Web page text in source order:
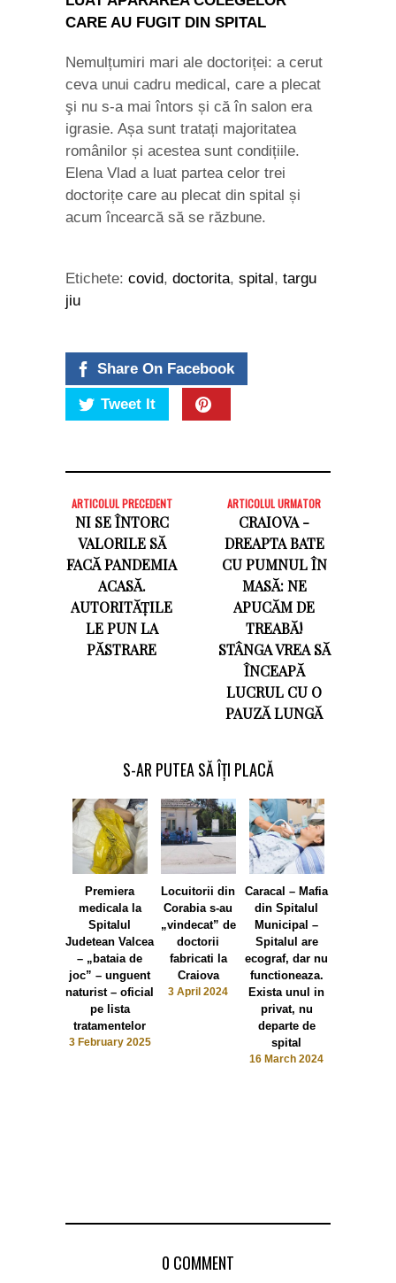
CARE AU FUGIT DIN SPITAL
Nemulțumiri mari ale doctoriței: a cerut
ceva unui cadru medical, care a plecat
şi nu s-a mai întors și că în salon era
igrasie. Așa sunt tratați majoritatea
românilor și acestea sunt condițiile.
Elena Vlad a luat partea celor trei
doctorițe care au plecat din spital și
acum încearcă să se răzbune.
Etichete: covid, doctorita, spital, targu
jiu
Share On Facebook
Tweet It
ARTICOLUL PRECEDENT
NI SE ÎNTORC
VALORILE SĂ
FACĂ PANDEMIA
ACASĂ.
AUTORITĂȚILE
LE PUN LA
PĂSTRARE
ARTICOLUL URMATOR
CRAIOVA -
DREAPTA BATE
CU PUMNUL ÎN
MASĂ: NE
APUCĂM DE
TREABĂ!
STÂNGA VREA SĂ
ÎNCEAPĂ
LUCRUL CU O
PAUZĂ LUNGĂ
S-AR PUTEA SĂ ÎȚI PLACĂ
Premiera
medicala la
Spitalul
Judetean Valcea
– „bataia de
joc” – unguent
naturist – oficial
pe lista
tratamentelor
3 February 2025
Locuitorii din
Corabia s-au
„vindecat” de
doctorii
fabricati la
Craiova
3 April 2024
Caracal – Mafia
din Spitalul
Municipal –
Spitalul are
ecograf, dar nu
functioneaza.
Exista unul in
privat, nu
departe de
spital
16 March 2024
0 COMMENT